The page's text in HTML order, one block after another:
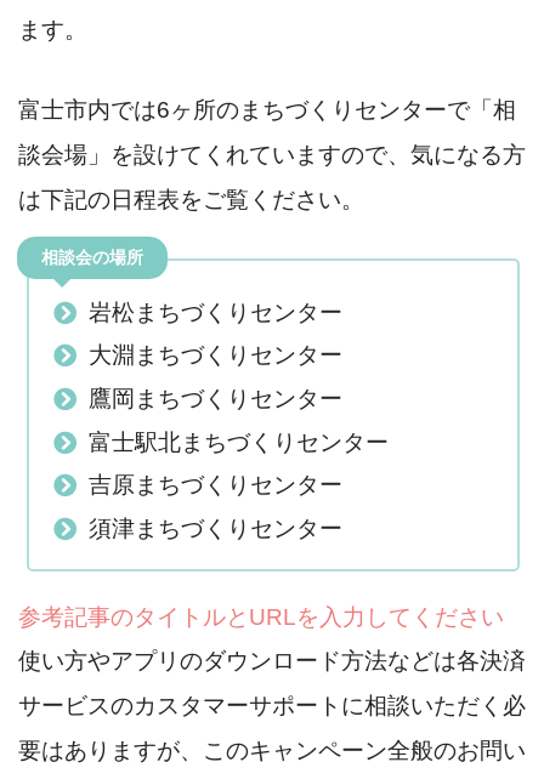
ます。
富士市内では6ヶ所のまちづくりセンターで「相
談会場」を設けてくれていますので、気になる方
は下記の日程表をご覧ください。
相談会の場所
岩松まちづくりセンター
大淵まちづくりセンター
鷹岡まちづくりセンター
富士駅北まちづくりセンター
吉原まちづくりセンター
須津まちづくりセンター
参考記事のタイトルとURLを入力してください
使い方やアプリのダウンロード方法などは各決済
サービスのカスタマーサポートに相談いただく必
要はありますが、このキャンペーン全般のお問い